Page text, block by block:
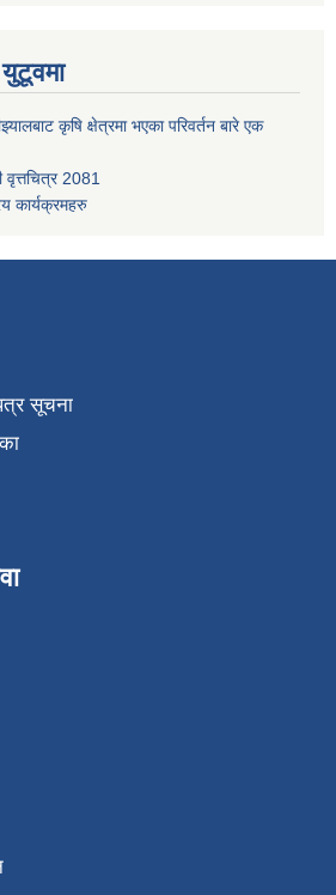
युटूवमा
कृषि क्षेत्रमा भएका परिवर्तन बारे एक
वृत्तचित्र 2081
कार्यक्रमहरु
सूचना